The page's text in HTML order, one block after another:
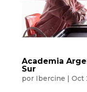
Academia
Sur
por Ibercine | Oct